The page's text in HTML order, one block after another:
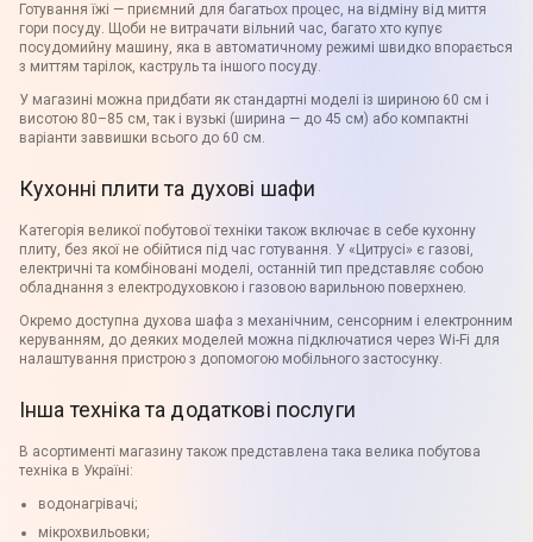
Готування їжі — приємний для багатьох процес, на відміну від миття
гори посуду. Щоби не витрачати вільний час, багато хто купує
посудомийну машину, яка в автоматичному режимі швидко впорається
з миттям тарілок, каструль та іншого посуду.
У магазині можна придбати як стандартні моделі із шириною 60 см і
висотою 80–85 см, так і вузькі (ширина — до 45 см) або компактні
варіанти заввишки всього до 60 см.
Кухонні плити та духові шафи
Категорія великої побутової техніки також включає в себе кухонну
плиту, без якої не обійтися під час готування. У «Цитрусі» є газові,
електричні та комбіновані моделі, останній тип представляє собою
обладнання з електродуховкою і газовою варильною поверхнею.
Окремо доступна духова шафа з механічним, сенсорним і електронним
керуванням, до деяких моделей можна підключатися через Wi-Fi для
налаштування пристрою з допомогою мобільного застосунку.
Інша техніка та додаткові послуги
В асортименті магазину також представлена така велика побутова
техніка в Україні:
водонагрівачі;
мікрохвильовки;